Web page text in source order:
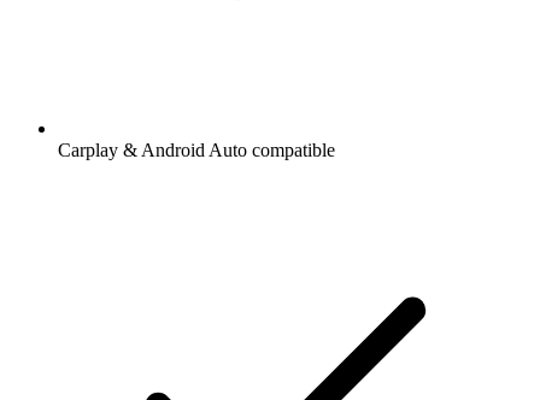
Carplay & Android Auto compatible